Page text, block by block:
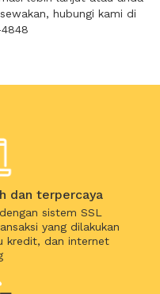
hubungi kami di
dan terpercaya
sistem SSL
yang dilakukan
kredit, dan internet